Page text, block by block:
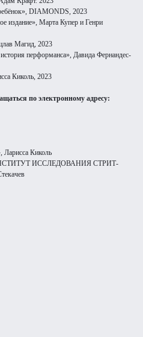
DIAMONDS, 2023
издание», Марта Купер и Генри
Магид, 2023
перформанса», Давида Фернандес-
Киколь, 2023
по электронному адресу:
Ларисса Киколь
ИНСТИТУТ ИССЛЕДОВАНИЯ СТРИТ-